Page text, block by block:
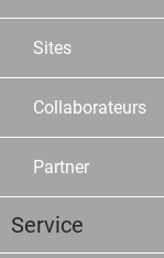
Sites
Collaborateurs
Partner
Service